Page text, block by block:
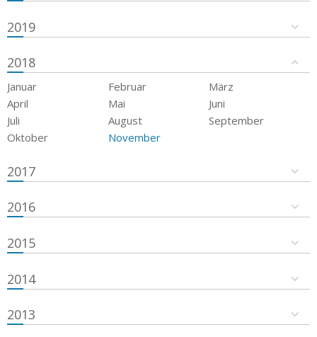
2019
2018
Januar Februar
März
April
Mai
Juni
Juli
August
September
Oktober
November
2017
2016
2015
2014
2013